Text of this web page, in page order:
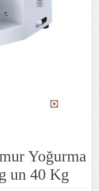
Yoğurma
un 40 Kg